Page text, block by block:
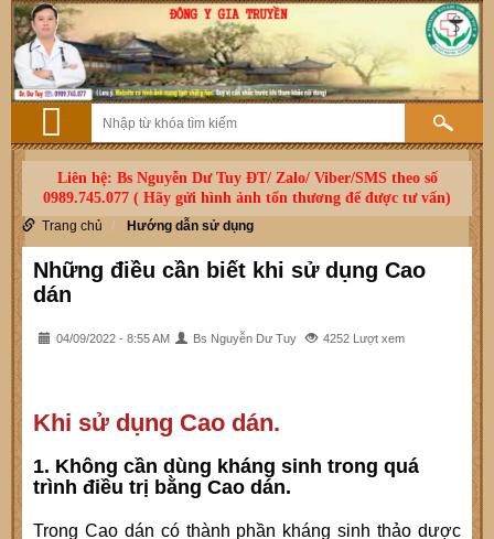
Liên hệ: Bs Nguyễn Dư Tuy ĐT/ Zalo/ Viber/SMS theo số
0989.745.077 ( Hãy gửi hình ảnh tổn thương để được tư vấn)
Trang chủ Hướng dẫn sử dụng
Những điều cần biết khi sử dụng Cao
dán
04/09/2022 - 8:55 AM Bs Nguyễn Dư Tuy 4252 Lượt xem
Khi sử dụng Cao dán.
1. Không cần dùng kháng sinh trong quá
trình điều trị bằng Cao dán.
Trong Cao dán có thành phần kháng sinh thảo dược